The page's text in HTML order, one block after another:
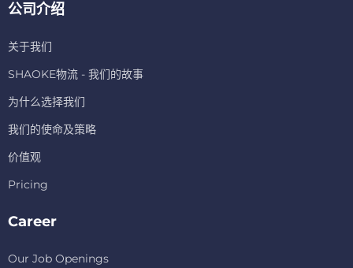
公司介绍
关于我们
SHAOKE物流 - 我们的故事
为什么选择我们
我们的使命及策略
价值观
Pricing
Career
Our Job Openings